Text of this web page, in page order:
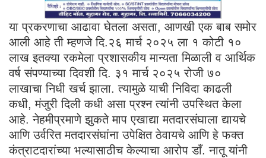
या प्रकरणाचा आढावा घेतला असता, आणखी एक बाब समोर
आली आहे ती म्हणजे दि.२६ मार्च २०२५ ला १ कोटी १०
लाख इतक्या रकमेला प्रशासकीय मान्यता मिळाली व आर्थिक
वर्ष संपण्याच्या दिवशी दि. ३१ मार्च २०२५ रोजी ७०
लाखाचा निधी खर्च झाला. त्यामुळे याची निविदा काढली
कधी, मंजुरी दिली कधी असा प्रश्न त्यांनी उपस्थित केला
आहे. नेहमीप्रमाणे झुकते माप एखाद्या मतदारसंघाला द्यायचे
आणि उर्वरित मतदारसंघांना उपेक्षित ठेवायचे आणि हे फक्त
कंत्राटदारांच्या भल्यासाठीच केल्याचा आरोप डाँ. नातू यांनी